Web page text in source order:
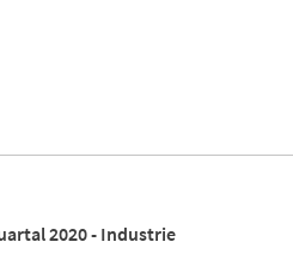
2020 - Industrie